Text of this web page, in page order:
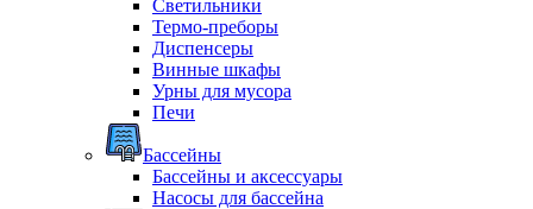
Светильники
Термо-преборы
Диспенсеры
Винные шкафы
Урны для мусора
Печи
Бассейны
Бассейны и аксессуары
Насосы для бассейна